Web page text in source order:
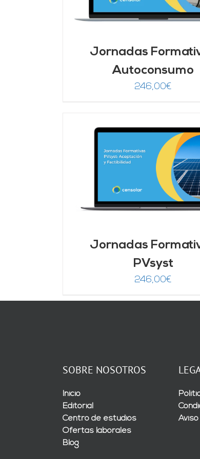
Jornadas
Autoconsumo
246,00€
Jornadas
PVsyst
246,00€
SOBRE NOSOTROS
Inicio
Editorial
Centro de estudios
Ofertas laborales
Blog